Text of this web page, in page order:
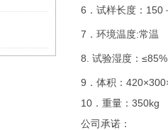
6．试样长度： 150
7．环境温度:常温
8. 试验湿度：≤85%
9．体积：
10．重量：350kg
公司承诺：